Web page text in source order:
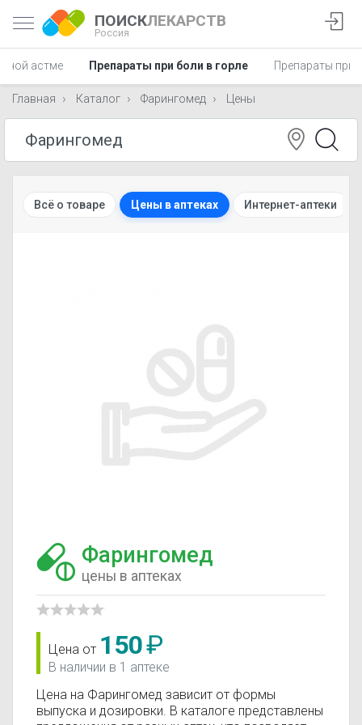
ПОИСКЛЕКАРСТВ
Россия
астме Препараты при боли в горле Препараты при
Главная Каталог Фарингомед Цены
Всё о товаре Цены в аптеках Интернет-аптеки
Фарингомед
цены в аптеках
Цена от 150₽
В наличии в 1 аптеке
Цена на Фарингомед зависит от формы
выпуска и дозировки. В каталоге представлены